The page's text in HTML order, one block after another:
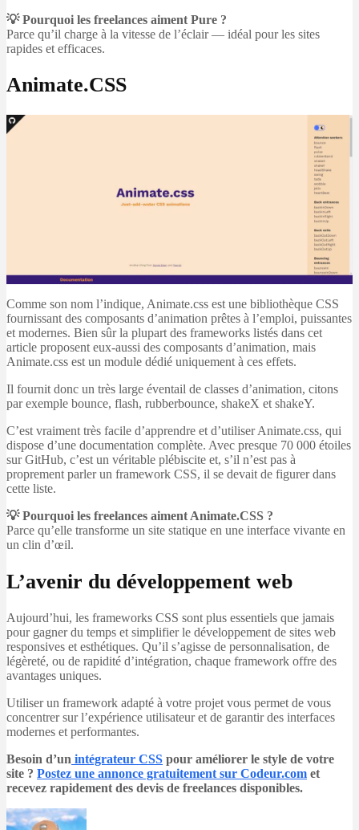
💡 Pourquoi les freelances aiment Pure ?
Parce qu’il charge à la vitesse de l’éclair — idéal pour les sites
rapides et efficaces.
Animate.CSS
Comme son nom l’indique, Animate.css est une bibliothèque CSS
fournissant des composants d’animation prêtes à l’emploi, puissantes
et modernes. Bien sûr la plupart des frameworks listés dans cet
article proposent eux-aussi des composants d’animation, mais
Animate.css est un module dédié uniquement à ces effets.
Il fournit donc un très large éventail de classes d’animation, citons
par exemple bounce, flash, rubberbounce, shakeX et shakeY.
C’est vraiment très facile d’apprendre et d’utiliser Animate.css, qui
dispose d’une documentation complète. Avec presque 70 000 étoiles
sur GitHub, c’est un véritable plébiscite et, s’il n’est pas à
proprement parler un framework CSS, il se devait de figurer dans
cette liste.
💡 Pourquoi les freelances aiment Animate.CSS ?
Parce qu’elle transforme un site statique en une interface vivante en
un clin d’œil.
L’avenir du développement web
Aujourd’hui, les frameworks CSS sont plus essentiels que jamais
pour gagner du temps et simplifier le développement de sites web
responsives et esthétiques. Qu’il s’agisse de personnalisation, de
légèreté, ou de rapidité d’intégration, chaque framework offre des
avantages uniques.
Utiliser un framework adapté à votre projet vous permet de vous
concentrer sur l’expérience utilisateur et de garantir des interfaces
modernes et performantes.
Besoin d’un intégrateur CSS pour améliorer le style de votre
site ? Postez une annonce gratuitement sur Codeur.com et
recevez rapidement des devis de freelances disponibles.